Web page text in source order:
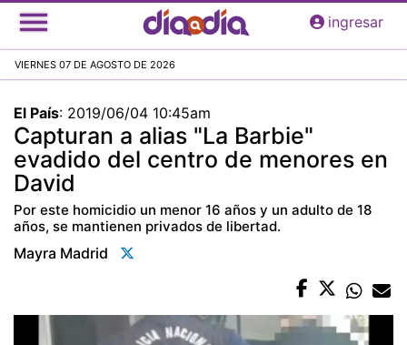
Pasar
al
principal
ingresar
VIERNES 07 DE AGOSTO DE 2026
El País: 2019/06/04 10:45am
Capturan a alias "La Barbie"
evadido del centro de menores en
David
Por este homicidio un menor 16 años y un adulto de 18
años, se mantienen privados de libertad.
Mayra Madrid